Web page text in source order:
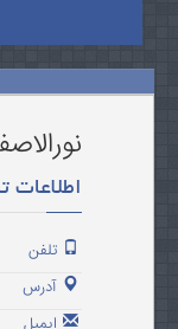
اطلاعات
تلفن
آدرس
ایمیل